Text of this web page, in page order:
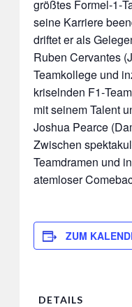
größtes
seine Karriere
driftet er als
Ruben Cervantes
Teamkollege und
kriselnden
mit seinem Talent
Joshua Pearce
Zwischen
Teamdramen und
atemloser
ZUM
DETAILS